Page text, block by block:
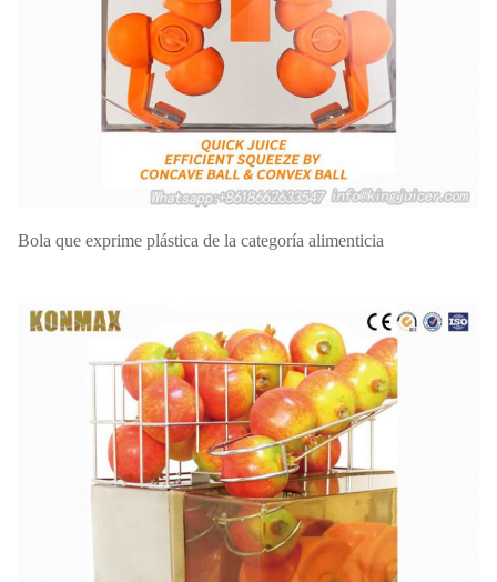
48KG N.W 42KG
cargamento
290PCS
MANDO
Shangai
USD
del pie
Bola que exprime plástica de la categoría alimenticia